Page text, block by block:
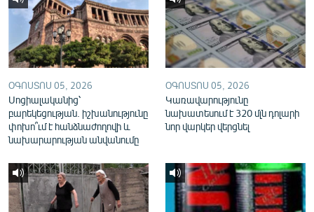
English
Русский
ՀԵՏԵՎԵՔ ՄԵԶ
«Ազատության» բոլոր կայքերը
ՕԳՈՍՏՈՍ 05, 2026
Սոցիալականից՝
բարեկեցության. իշխանությունը
փոխո՞ւմ է հանձնաժողովի և
նախարարության անվանումը
ՕԳՈՍՏՈՍ 05, 2026
Կառավարությունը
նախատեսում է 320 մլն դոլարի
նոր վարկեր վերցնել